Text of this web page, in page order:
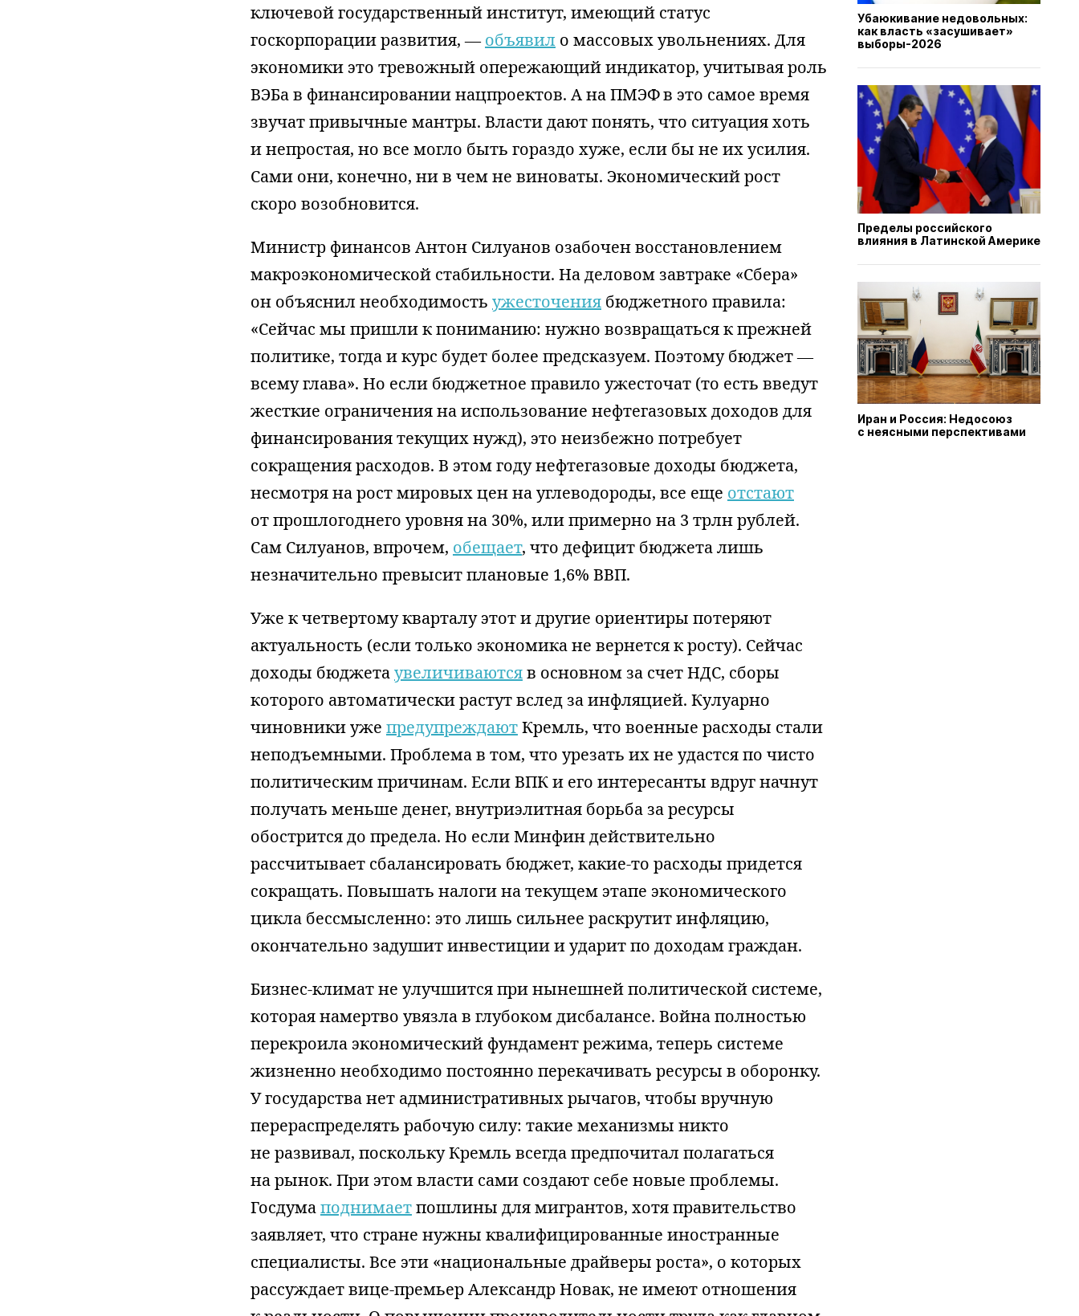
ключевой государственный институт, имеющий статус
госкорпорации развития, —объявил о массовых увольнениях. Для
экономики это тревожный опережающий индикатор, учитывая роль
ВЭБа в финансировании нацпроектов. А на ПМЭФ в это самое время
звучат привычные мантры. Власти дают понять, что ситуация хоть
и непростая, но все могло быть гораздо хуже, если бы не их усилия.
Сами они, конечно, ни в чем не виноваты. Экономический рост
скоро возобновится.
Министр финансов Антон Силуанов озабочен восстановлением
макроэкономической стабильности. На деловом завтраке «Сбера»
он объяснил необходимость ужесточения бюджетного правила:
«Сейчас мы пришли к пониманию: нужно возвращаться к прежней
политике, тогда и курс будет более предсказуем. Поэтому бюджет —
всему глава». Но если бюджетное правило ужесточат (то есть введут
жесткие ограничения на использование нефтегазовых доходов для
финансирования текущих нужд), это неизбежно потребует
сокращения расходов. В этом году нефтегазовые доходы бюджета,
несмотря на рост мировых цен на углеводороды, все еще отстают
от прошлогоднего уровня на 30%, или примерно на 3 трлн рублей.
Сам Силуанов, впрочем, обещает, что дефицит бюджета лишь
незначительно превысит плановые 1,6% ВВП.
Уже к четвертому кварталу этот и другие ориентиры потеряют
актуальность (если только экономика не вернется к росту). Сейчас
доходы бюджетаувеличиваютсяв основном за счет НДС, сборы
которого автоматически растут вслед за инфляцией. Кулуарно
чиновники уже предупреждаютКремль, что военные расходы стали
неподъемными. Проблема в том, что урезать их не удастся по чисто
политическим причинам. Если ВПК и его интересанты вдруг начнут
получать меньше денег, внутриэлитная борьба за ресурсы
обострится до предела. Но если Минфин действительно
рассчитывает сбалансировать бюджет, какие-то расходы придется
сокращать. Повышать налоги на текущем этапе экономического
цикла бессмысленно: это лишь сильнее раскрутит инфляцию,
окончательно задушит инвестиции и ударит по доходам граждан.
Бизнес-климат не улучшится при нынешней политической системе,
которая намертво увязла в глубоком дисбалансе. Война полностью
перекроила экономический фундамент режима, теперь системе
жизненно необходимо постоянно перекачивать ресурсы в оборонку.
У государства нет административных рычагов, чтобы вручную
перераспределять рабочую силу: такие механизмы никто
не развивал, поскольку Кремль всегда предпочитал полагаться
на рынок. При этом власти сами создают себе новые проблемы.
Госдумаподнимаетпошлины для мигрантов, хотя правительство
заявляет, что стране нужны квалифицированные иностранные
специалисты. Все эти «национальные драйверы роста», о которых
рассуждает вице-премьер Александр Новак, не имеют отношения
Убаюкивание недовольных:
как власть «засушивает»
выборы-2026
Пределы российского
влияния в Латинской Америке
Иран и Россия: Недосоюз
с неясными перспективами